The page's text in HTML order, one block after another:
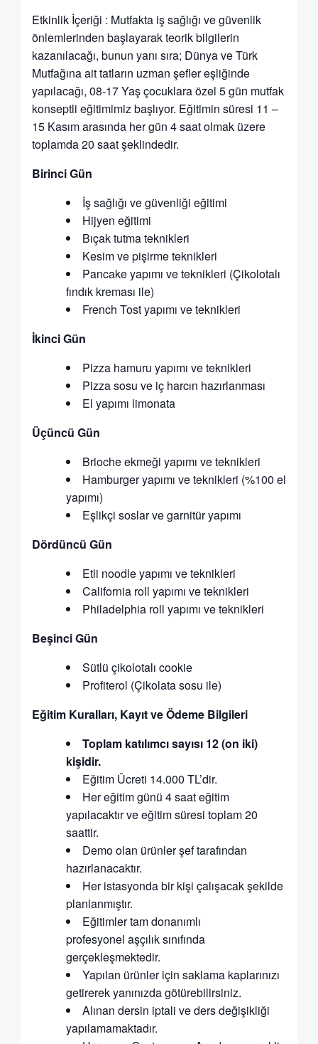
Etkinlik İçeriği : Mutfakta iş sağlığı ve güvenlik
önlemlerinden başlayarak teorik bilgilerin
kazanılacağı, bunun yanı sıra; Dünya ve Türk
Mutfağına ait tatların uzman şefler eşliğinde
yapılacağı, 08-17 Yaş çocuklara özel 5 gün mutfak
konseptli eğitimimiz başlıyor. Eğitimin süresi 11 –
15 Kasım arasında her gün 4 saat olmak üzere
toplamda 20 saat şeklindedir.
Birinci Gün
İş sağlığı ve güvenliği eğitimi
Hijyen eğitimi
Bıçak tutma teknikleri
Kesim ve pişirme teknikleri
Pancake yapımı ve teknikleri (Çikolotalı
fındık kreması ile)
French Tost yapımı ve teknikleri
İkinci Gün
Pizza hamuru yapımı ve teknikleri
Pizza sosu ve iç harcın hazırlanması
El yapımı limonata
Üçüncü Gün
Brioche ekmeği yapımı ve teknikleri
Hamburger yapımı ve teknikleri (%100 el
yapımı)
Eşlikçi soslar ve garnitür yapımı
Dördüncü Gün
Etli noodle yapımı ve teknikleri
California roll yapımı ve teknikleri
Philadelphia roll yapımı ve teknikleri
Beşinci Gün
Sütlü çikolotalı cookie
Profiterol (Çikolata sosu ile)
Eğitim Kuralları, Kayıt ve Ödeme Bilgileri
Toplam katılımcı sayısı 12 (on iki)
kişidir.
Eğitim Ücreti 14.000 TL’dir.
Her eğitim günü 4 saat eğitim
yapılacaktır ve eğitim süresi toplam 20
saattir.
Demo olan ürünler şef tarafından
hazırlanacaktır.
Her istasyonda bir kişi çalışacak şekilde
planlanmıştır.
Eğitimler tam donanımlı
profesyonel aşçılık sınıfında
gerçekleşmektedir.
Yapılan ürünler için saklama kaplarınızı
getirerek yanınızda götürebilirsiniz.
Alınan dersin iptali ve ders değişikliği
yapılamamaktadır.